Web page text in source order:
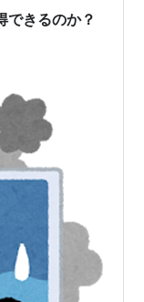
ム…
できるのか？